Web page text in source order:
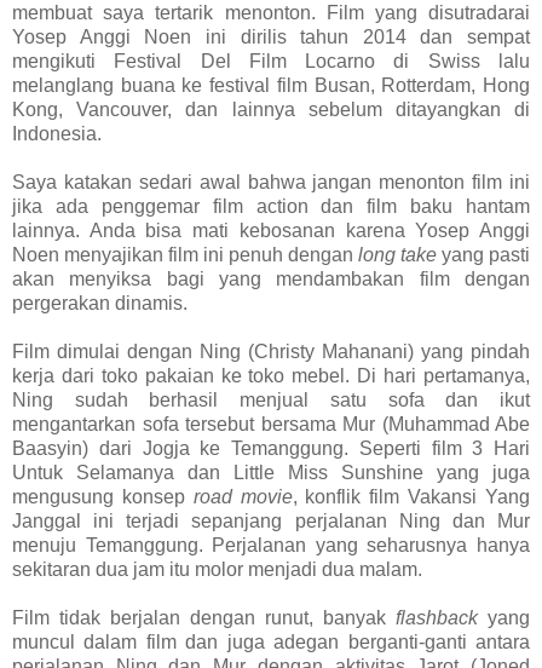
membuat saya tertarik menonton. Film yang disutradarai
Yosep Anggi Noen ini dirilis tahun 2014 dan sempat
mengikuti Festival Del Film Locarno di Swiss lalu
melanglang buana ke festival film Busan, Rotterdam, Hong
Kong, Vancouver, dan lainnya sebelum ditayangkan di
Indonesia.
Saya katakan sedari awal bahwa jangan menonton film ini
jika ada penggemar film action dan film baku hantam
lainnya. Anda bisa mati kebosanan karena Yosep Anggi
Noen menyajikan film ini penuh dengan long take yang pasti
akan menyiksa bagi yang mendambakan film dengan
pergerakan dinamis.
Film dimulai dengan Ning (Christy Mahanani) yang pindah
kerja dari toko pakaian ke toko mebel. Di hari pertamanya,
Ning sudah berhasil menjual satu sofa dan ikut
mengantarkan sofa tersebut bersama Mur (Muhammad Abe
Baasyin) dari Jogja ke Temanggung. Seperti film 3 Hari
Untuk Selamanya dan Little Miss Sunshine yang juga
mengusung konsep road movie, konflik film Vakansi Yang
Janggal ini terjadi sepanjang perjalanan Ning dan Mur
menuju Temanggung. Perjalanan yang seharusnya hanya
sekitaran dua jam itu molor menjadi dua malam.
Film tidak berjalan dengan runut, banyak flashbackyang
muncul dalam film dan juga adegan berganti-ganti antara